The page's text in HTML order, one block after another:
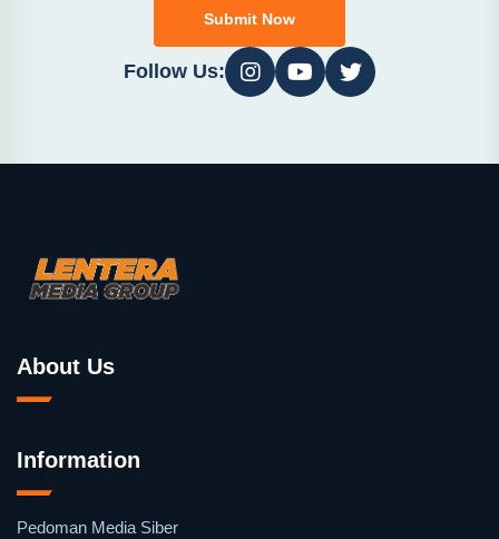
Submit Now
Follow Us:
About Us
Information
Pedoman Media Siber